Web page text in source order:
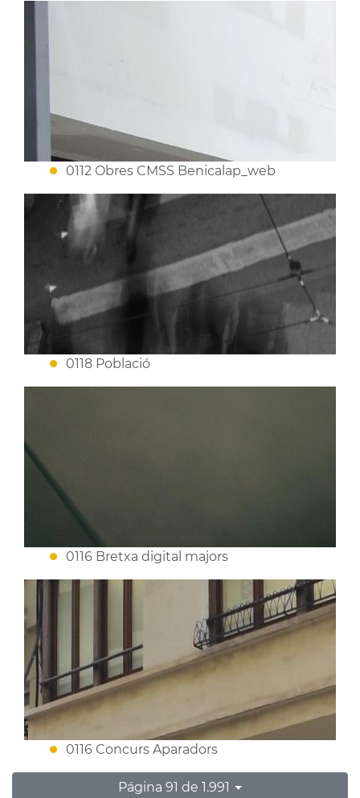
0112 Obres CMSS Benicalap_web
0118 Població
0116 Bretxa digital majors
0116 Concurs Aparadors
Página 91 de 1.991